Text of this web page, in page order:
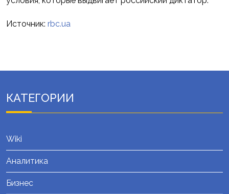
Источник: rbc.ua
КАТЕГОРИИ
Wiki
Аналитика
Бизнес